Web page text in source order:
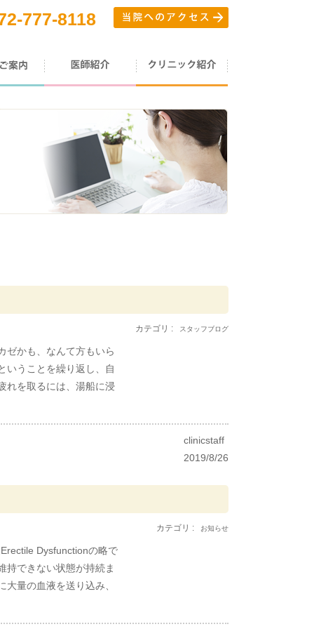
777-8118
カテゴリ : スタッフブログ
ゼかも、なんて方もいら
いうことを繰り返し、自
れを取るには、湯船に浸
clinicstaff
2019/8/26
カテゴリ : お知らせ
Dysfunctionの略で
持できない状態が持続ま
量の血液を送り込み、